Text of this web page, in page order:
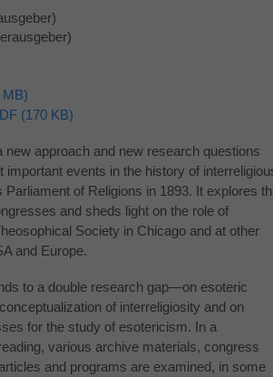
MB)
(170 KB)
approach and new research questions
important events in the history of
Parliament of Religions in 1893. It explores
and sheds light on the role of
Society in Chicago and at other
and Europe.
to a double research gap—on esoteric
of interreligiosity and on
for the study of esotericism. In a
various archive materials, congress
and programs are examined, in some